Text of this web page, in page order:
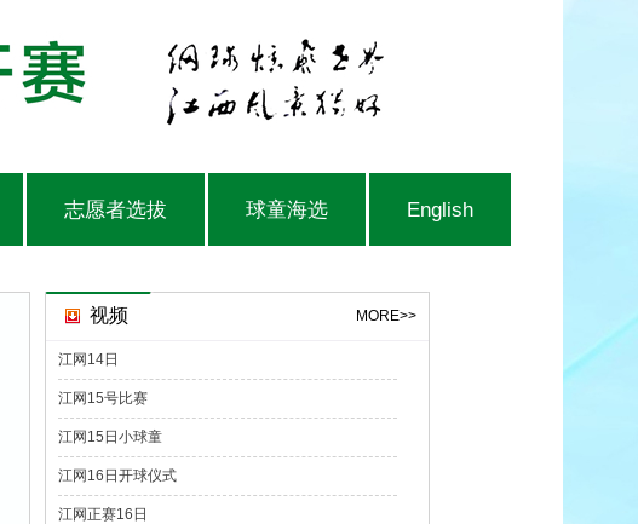
志愿者选拔 球童海选 English
视频 MORE>>
江网14日
江网15号比赛
江网15日小球童
江网16日开球仪式
江网正赛16日